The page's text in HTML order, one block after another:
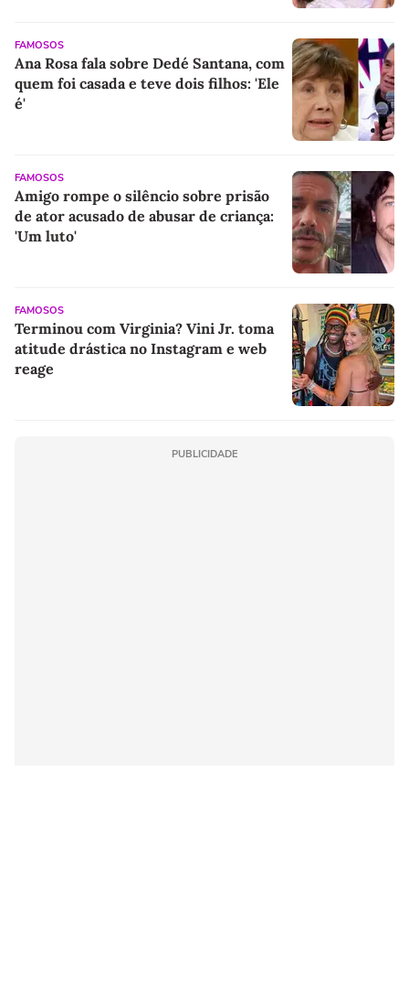
FAMOSOS
Ana Rosa fala sobre Dedé Santana, com
quem foi casada e teve dois filhos: 'Ele
é'
FAMOSOS
Amigo rompe o silêncio sobre prisão
de ator acusado de abusar de criança:
'Um luto'
FAMOSOS
Terminou com Virginia? Vini Jr. toma
atitude drástica no Instagram e web
reage
PUBLICIDADE